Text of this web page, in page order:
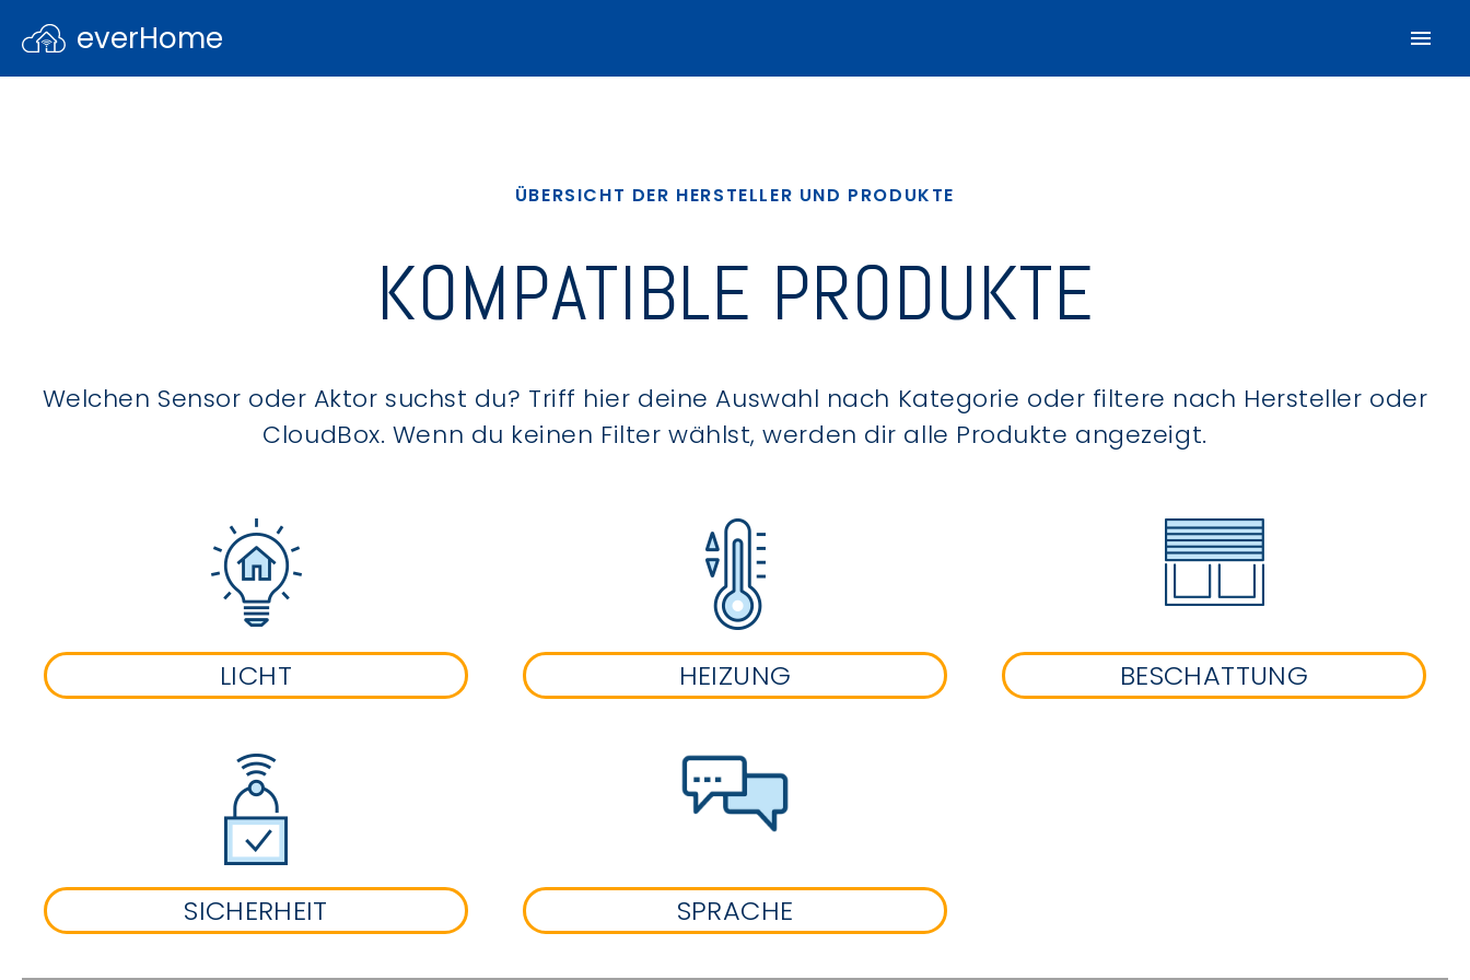
everHome
ÜBERSICHT DER HERSTELLER UND PRODUKTE
KOMPATIBLE PRODUKTE
Welchen Sensor oder Aktor suchst du? Triff hier deine Auswahl nach Kategorie oder filtere nach Hersteller oder
CloudBox. Wenn du keinen Filter wählst, werden dir alle Produkte angezeigt.
LICHT HEIZUNG BESCHATTUNG
SICHERHEIT SPRACHE